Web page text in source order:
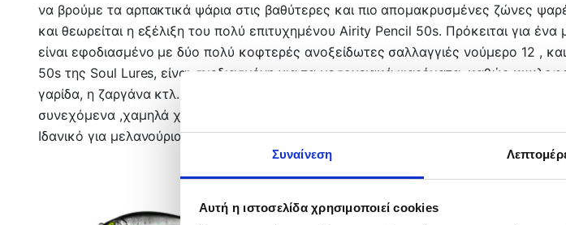
Συναίνεση
Αυτή η ιστοσελίδα χρησιμοποιεί cookies
να βρούμε τα αρπακτικά ψάρια στις βαθύτερες και πιο απομακρυσμένες ζώνες
και θεωρείται η εξέλιξη του πολύ επιτυχημένου Airity Pencil 50s. Πρόκειται για
είναι εφοδιασμένο με δύο πολύ κοφτερές ανοξείδωτες σαλλαγγιές νούμερο 12 ,
50s της Soul Lures, είναι σχεδιασμένη για τα μεσογειακά ψαρέματα, καθώς
γαρίδα, η ζαργάνα κτλ. Το Saiya Pencil είναι ικανό να φτάσει σε πολύ μακρινές
συνεχόμενα ,χαμηλά χτυπήματα , τύπου twitch. Το αργό του βύθισμα σας
Ιδανικό για μελανούρια, σαφρίδια, κοκκάλια, σαργούς, και λαβράκια.